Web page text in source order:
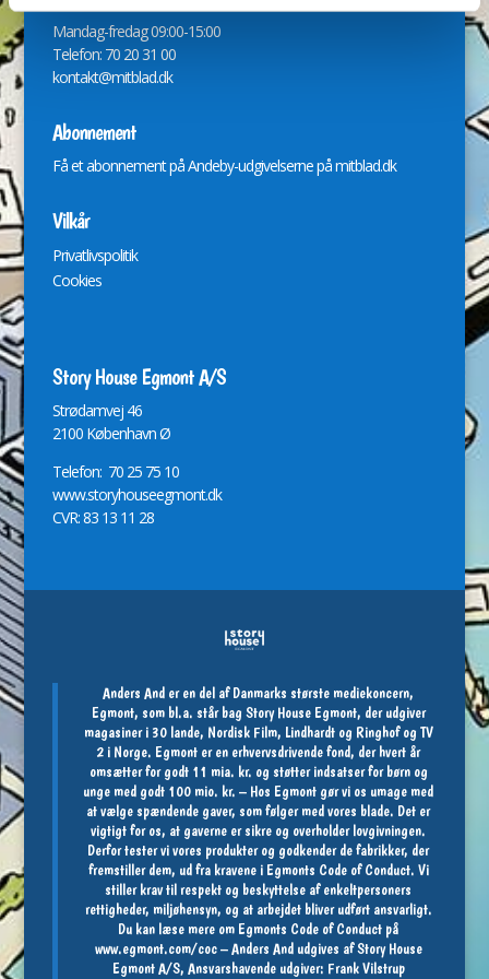
Mandag-fredag 09:00-15:00
Telefon: 70 20 31 00
kontakt@mitblad.dk
Abonnement
Få et abonnement på Andeby-udgivelserne påmitblad.dk
Vilkår
Privatlivspolitik
Cookies
Story House Egmont A/S
Strødamvej 46
2100 København Ø
Telefon: 70 25 75 10
www.storyhouseegmont.dk
CVR: 83 13 11 28
Anders And er en del af Danmarks største mediekoncern,
Egmont, som bl.a. står bag Story House Egmont, der udgiver
magasiner i 30 lande, Nordisk Film, Lindhardt og Ringhof og TV
2 i Norge. Egmont er en erhvervsdrivende fond, der hvert år
omsætter for godt 11 mia. kr. og støtter indsatser for børn og
unge med godt 100 mio. kr. – Hos Egmont gør vi os umage med
at vælge spændende gaver, som følger med vores blade. Det er
vigtigt for os, at gaverne er sikre og overholder lovgivningen.
Derfor tester vi vores produkter og godkender de fabrikker, der
fremstiller dem, ud fra kravene i Egmonts Code of Conduct. Vi
stiller krav til respekt og beskyttelse af enkeltpersoners
rettigheder, miljøhensyn, og at arbejdet bliver udført ansvarligt.
Du kan læse mere om Egmonts Code of Conduct på
www.egmont.com/coc– Anders And udgives af Story House
Egmont A/S, Ansvarshavende udgiver: Frank Vilstrup